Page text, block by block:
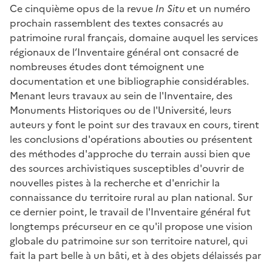
Ce cinquième opus de la revue In Situet un numéro
prochain rassemblent des textes consacrés au
patrimoine rural français, domaine auquel les services
régionaux de l’Inventaire général ont consacré de
nombreuses études dont témoignent une
documentation et une bibliographie considérables.
Menant leurs travaux au sein de l'Inventaire, des
Monuments Historiques ou de l'Université, leurs
auteurs y font le point sur des travaux en cours, tirent
les conclusions d'opérations abouties ou présentent
des méthodes d'approche du terrain aussi bien que
des sources archivistiques susceptibles d'ouvrir de
nouvelles pistes à la recherche et d'enrichir la
connaissance du territoire rural au plan national. Sur
ce dernier point, le travail de l'Inventaire général fut
longtemps précurseur en ce qu'il propose une vision
globale du patrimoine sur son territoire naturel, qui
fait la part belle à un bâti, et à des objets délaissés par